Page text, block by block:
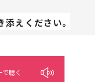
添えください。
で聴く